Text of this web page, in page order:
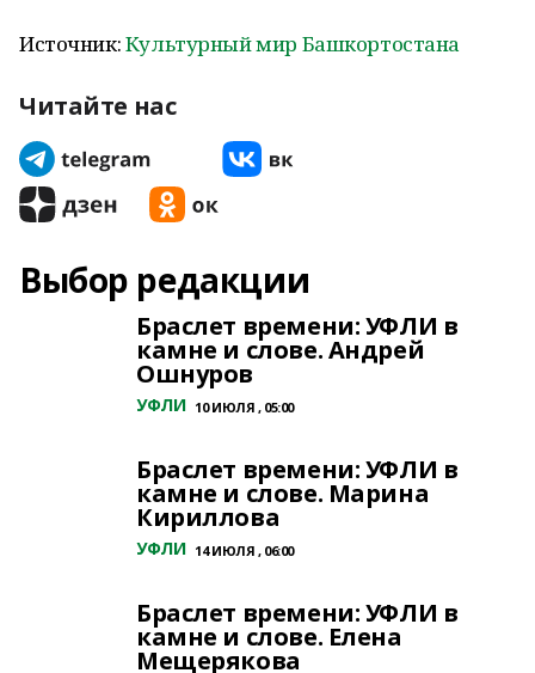
Источник:Культурный мир Башкортостана
Читайте нас
Выбор редакции
Браслет времени: УФЛИ в
камне и слове. Андрей
Ошнуров
УФЛИ 10 ИЮЛЯ , 05:00
Браслет времени: УФЛИ в
камне и слове. Марина
Кириллова
УФЛИ 14 ИЮЛЯ , 06:00
Браслет времени: УФЛИ в
камне и слове. Елена
Мещерякова